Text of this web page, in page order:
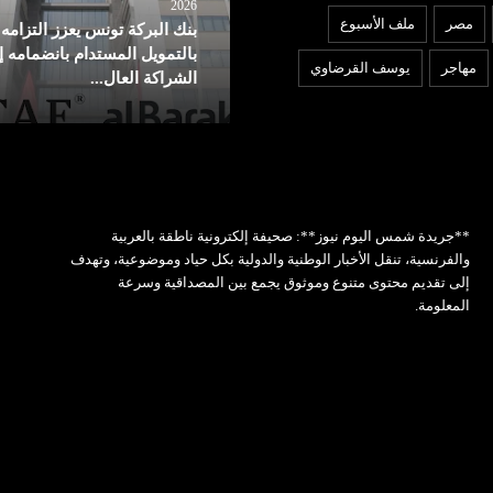
مصر ملف الأسبوع
مهاجر يوسف القرضاوي
شمس اليوم نيوز 24
06 أغسطس
قواعد الجنسية الأمريكية..
ترامب يمنع حق المواطنة بالولادة
2026
بنك البركة تونس يعزز التزامه
بالتمويل المستدام بانضمامه
الشراكة العال...
**جريدة شمس اليوم نيوز**: صحيفة إلكترونية ناطقة بالعربية
والفرنسية، تنقل الأخبار الوطنية والدولية بكل حياد وموضوعية، وتهدف
إلى تقديم محتوى متنوع وموثوق يجمع بين المصداقية وسرعة
المعلومة.